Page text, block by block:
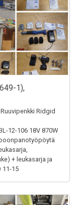
1),
Ridgid
12-106 18V 870W
+ leukasarja ja
11-15